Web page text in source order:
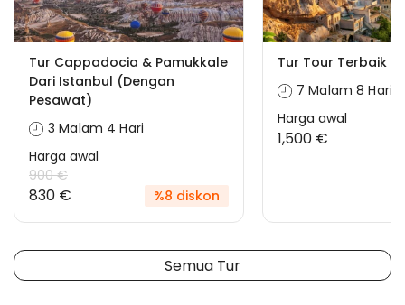
Tur Cappadocia & Pamukkale
Dari Istanbul (Dengan
Pesawat)
3 Malam 4 Hari
Harga awal
900 €
830 € %8 diskon
Tur Tour Terbaik
7 Malam 8 Hari
Harga awal
1,500 €
Semua Tur